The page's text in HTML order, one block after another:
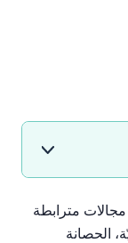
مجالات مترابطة
الحصانة